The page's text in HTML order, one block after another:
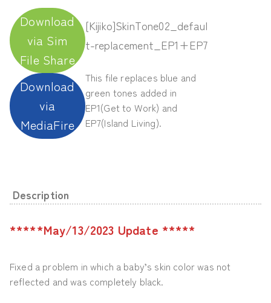
Download
via Sim
File Share
Download
via
MediaFire
[Kijiko]SkinTone02_defaul
t-replacement_EP1+EP7
This file replaces blue and
green tones added in
EP1(Get to Work) and
EP7(Island Living).
Description
*****May/13/2023 Update *****
Fixed a problem in which a baby’s skin color was not
reflected and was completely black.